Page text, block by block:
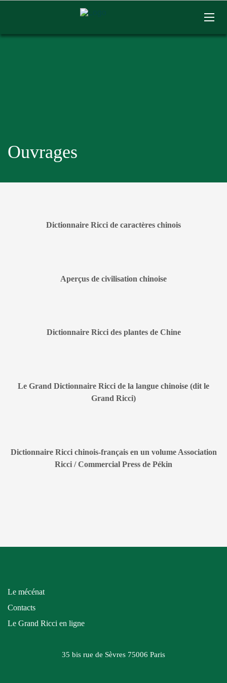
Ouvrages
Dictionnaire Ricci de caractères chinois
Aperçus de civilisation chinoise
Dictionnaire Ricci des plantes de Chine
Le Grand Dictionnaire Ricci de la langue chinoise (dit le
Grand Ricci)
Dictionnaire Ricci chinois-français en un volume Association
Ricci / Commercial Press de Pékin
Le mécénat
Contacts
Le Grand Ricci en ligne
35 bis rue de Sèvres 75006 Paris